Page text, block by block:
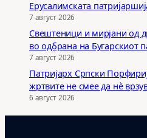
Ерусалимската
7 август 2026
Свештеници и мирјани од
во одбрана на Бугарскиот
7 август 2026
Патријарх Српски
жртвите не смее да нѐ
6 август 2026